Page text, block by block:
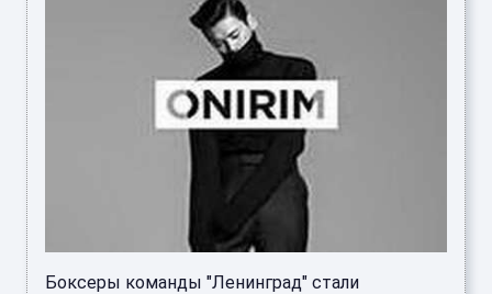
Боксеры команды "Ленинград" стали